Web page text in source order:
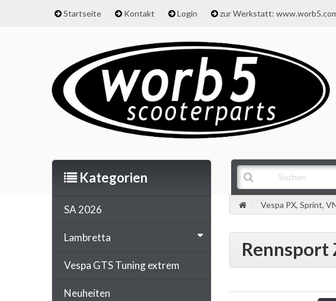
Startseite Kontakt Login zur Werkstatt:
Vespa PX, Sprint,
Rennsport
Kategorien
SA 2026
Lambretta
Vespa GTS Tuning extrem
Neuheiten